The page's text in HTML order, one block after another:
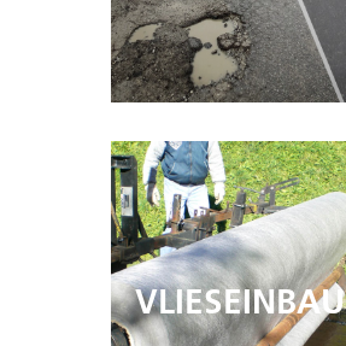
VLIESEINBAU